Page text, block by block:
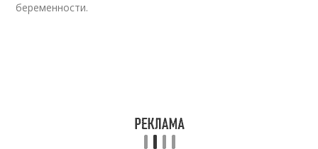
беременности.